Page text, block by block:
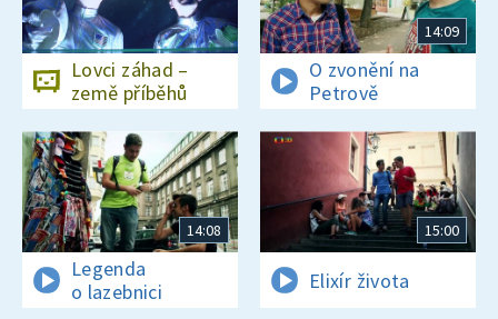
Lovci záhad –
země příběhů
14:09
O zvonění na
Petrově
14:08
Legenda
o lazebnici
15:00
Elixír života